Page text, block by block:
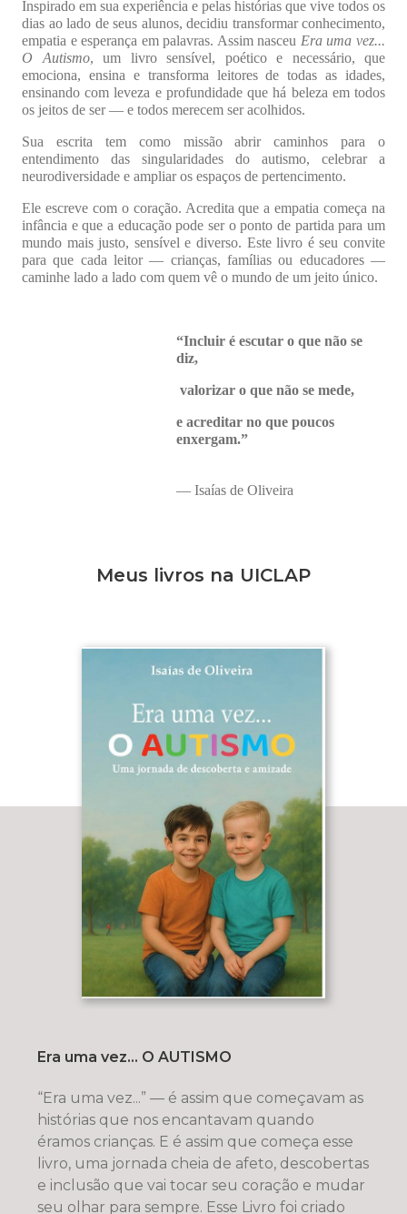
Inspirado em sua experiência e pelas histórias que vive todos os
dias ao lado de seus alunos, decidiu transformar conhecimento,
empatia e esperança em palavras. Assim nasceu Era uma vez...
O Autismo, um livro sensível, poético e necessário, que
emociona, ensina e transforma leitores de todas as idades,
ensinando com leveza e profundidade que há beleza em todos
os jeitos de ser — e todos merecem ser acolhidos.
Sua escrita tem como missão abrir caminhos para o
entendimento das singularidades do autismo, celebrar a
neurodiversidade e ampliar os espaços de pertencimento.
Ele escreve com o coração. Acredita que a empatia começa na
infância e que a educação pode ser o ponto de partida para um
mundo mais justo, sensível e diverso. Este livro é seu convite
para que cada leitor — crianças, famílias ou educadores —
caminhe lado a lado com quem vê o mundo de um jeito único.
“Incluir é escutar o que não se
diz,
valorizar o que não se mede,
e acreditar no que poucos
enxergam.”
— Isaías de Oliveira
Meus livros na UICLAP
Era uma vez... O AUTISMO
“Era uma vez...” — é assim que começavam as
histórias que nos encantavam quando
éramos crianças. E é assim que começa esse
livro, uma jornada cheia de afeto, descobertas
e inclusão que vai tocar seu coração e mudar
seu olhar para sempre. Esse Livro foi criado